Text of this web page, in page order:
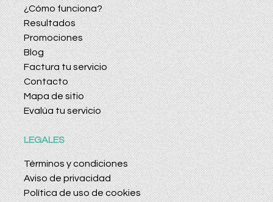
¿Cómo funciona?
Resultados
Promociones
Blog
Factura tu servicio
Contacto
Mapa de sitio
Evalúa tu servicio
LEGALES
Términos y condiciones
Aviso de privacidad
Política de uso de cookies